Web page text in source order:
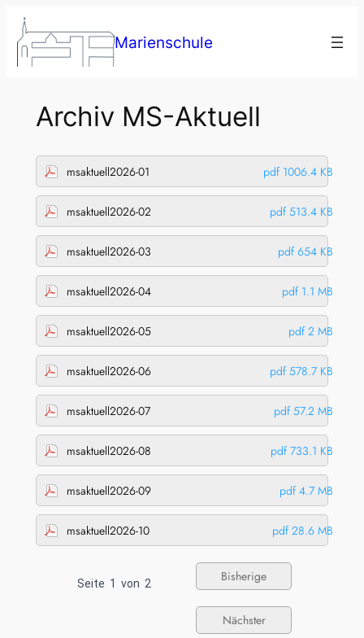
Zum
Inhalt
springen
Marienschule
Archiv MS-Aktuell
msaktuell2026-01 pdf 1006.4 KB
msaktuell2026-02 pdf 513.4 KB
msaktuell2026-03 pdf 654 KB
msaktuell2026-04 pdf 1.1 MB
msaktuell2026-05 pdf 2 MB
msaktuell2026-06 pdf 578.7 KB
msaktuell2026-07 pdf 57.2 MB
msaktuell2026-08 pdf 733.1 KB
msaktuell2026-09 pdf 4.7 MB
msaktuell2026-10 pdf 28.6 MB
Seite 1 von 2 Bisherige
Nächster